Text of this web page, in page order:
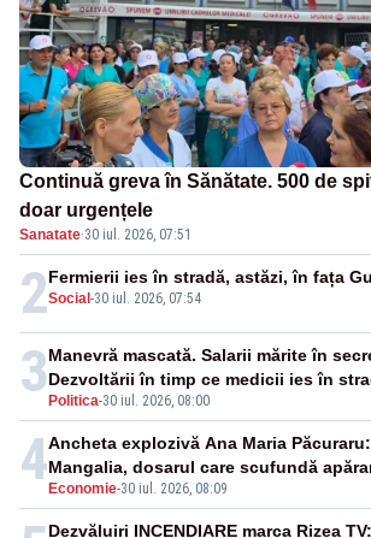
Continuă greva în Sănătate. 500 de
doar urgențele
Sanatate·30 iul. 2026, 07:51
2Social -30 iul. 2026, 07:54
Fermierii ies în stradă, astăzi, în fața
3 Politica-30 iul. 2026, 08:00
Manevră mascată. Salarii mărite în
Dezvoltării în timp ce medicii ies în
4 Economie-30 iul. 2026, 08:09
Ancheta explozivă Ana Maria
Mangalia, dosarul care scufundă
Dezvăluiri INCENDIARE marca Rizea